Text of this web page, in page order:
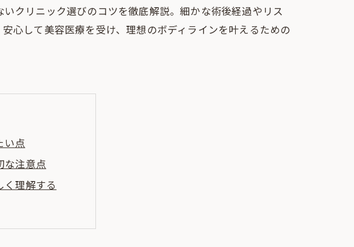
クリニック選びのコツを徹底解説。細かな術後経過やリス
心して美容医療を受け、理想のボディラインを叶えるための
い点
な注意点
理解する
対策
注意事項